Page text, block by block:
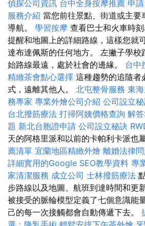
偵探公司資訊 台中全身按摩推薦 申
服務介紹 當您前往景點、街道或主要
導航。 學習按摩 查看巴士和火車時
提醒和地圖上的詳細路線，這樣您就
達布達佩斯的任何地方。 左撇子學校
始路線最遠，處於社會的邊緣。 台中
精緻茶會點心選擇 這種趨勢的追隨者
式，遠離其他人。 北屯整骨服務 東
務專家 專業外燴公司介紹 公司設立
台北撥筋療法 打掃阿姨價格查詢 解
題 新北台胞證申請 公司設立秘訣
天的阿格里派和以前的卡帕利卡派也
薦清單 宜蘭地區精緻外燴 離婚法律問
詳細實用的Google SEO教學資料 專
家清潔服務 成立公司 士林撥筋療法
步路線以及地圖、航班到達時間和更
被接受的脈輪模型定義了七個意識能
己的每一次接觸都會自動傳遞下去。